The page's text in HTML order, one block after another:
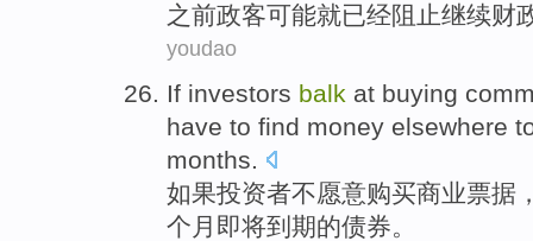
之前政客可能就已经阻止继续财
youdao
If investors balk at buying
have to find money elsewhere
months.
如果投资者不愿意购买商业票据
个月 即将到期的债券。